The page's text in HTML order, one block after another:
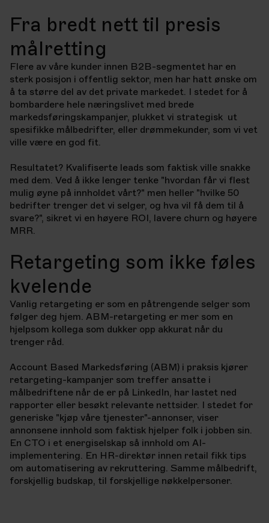
Fra bredt nett til presis
målretting
Flere av våre kunder innen B2B-segmentet har en
sterk posisjon i offentlig sektor, men har hatt ønske om
å ta større del av det private markedet. I stedet for å
bombardere hele næringslivet med brede
markedsføringskampanjer, plukket vi strategisk ut
spesifikke målbedrifter, eller drømmekunder, som vi vet
ville være en god fit.
Resultatet? Kvalifiserte leads som faktisk ville snakke
med dem. Ved å ikke lenger tenke "hvordan får vi flest
mulig øyne på innholdet vårt?" men heller "hvilke 50
bedrifter trenger det vi selger, og hva vil få dem til å
svare?", sikret vi en høyere ROI, lavere churn og høyere
MRR.
Retargeting som ikke føles
kvelende
Vanlig retargeting er som en påtrengende selger som
følger deg hjem. ABM-retargeting er mer som en
hjelpsom kollega som dukker opp akkurat når du
trenger råd.
Account Based Markedsføring (ABM) i praksis kjører
retargeting-kampanjer som treffer ansatte i
målbedriftene når de er på LinkedIn, har lastet ned
rapporter eller besøkt relevante nettsider. I stedet for
generiske "kjøp våre tjenester"-annonser, viser
annonsene innhold som faktisk hjelper folk i jobben sin.
En CTO i et energiselskap så innhold om AI-
implementering. En HR-direktør innen retail fikk tips
om automatisering av rekruttering. Samme målbedrift,
forskjellig budskap, til forskjellige nøkkelpersoner.